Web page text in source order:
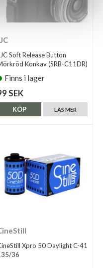
Soft Release Button
Konkav (SRB-C11DR)
Finns i lager
SEK
LÄS MER
KÖP
Xpro 50 Daylight C-41
36